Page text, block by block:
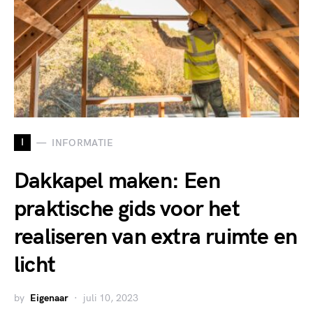
I INFORMATIE
Dakkapel maken: Een
praktische gids voor het
realiseren van extra ruimte en
licht
by Eigenaar juli 10, 2023